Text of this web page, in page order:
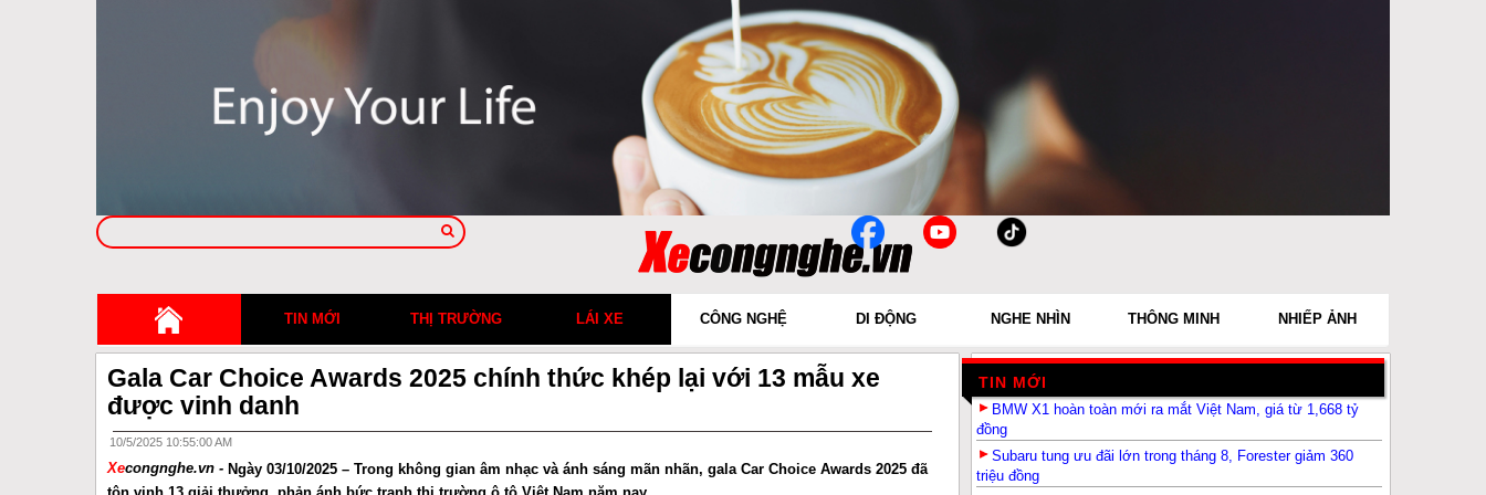
TIN MỚI THỊ TRƯỜNG LÁI XE CÔNG NGHỆ DI ĐỘNG NGHE NHÌN THÔNG MINH NHIẾP ẢNH
Gala Car Choice Awards 2025 chính thức khép lại với 13 mẫu xe
được vinh danh
10/5/2025 10:55:00 AM
Xecongnghe.vn - Ngày 03/10/2025 – Trong không gian âm nhạc và ánh sáng mãn nhãn, gala Car Choice Awards 2025 đã
TIN MỚI
BMW X1 hoàn toàn mới ra mắt Việt Nam, giá từ 1,668 tỷ
đồng
Subaru tung ưu đãi lớn trong tháng 8, Forester giảm 360
triệu đồng